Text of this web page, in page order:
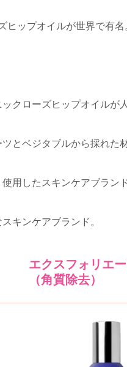
ヒップオイルが世界で有名
クローズヒップオイルが人
とベジタブルから採れた
用したスキンケアブランド
キンケアブランド。
エクスフォリエ
（角質除去）